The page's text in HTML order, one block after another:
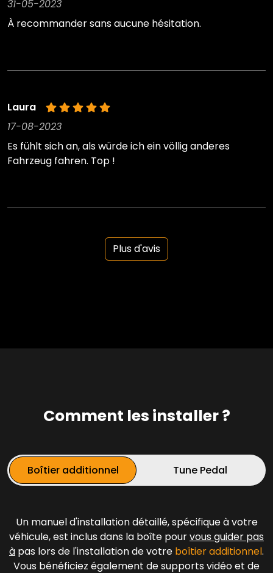
31-05-2023
À recommander sans aucune hésitation.
Laura
17-08-2023
Es fühlt sich an, als würde ich ein völlig anderes
Fahrzeug fahren. Top !
Plus d'avis
Comment les installer ?
Boîtier additionnel Tune Pedal
Un manuel d'installation détaillé, spécifique à votre
véhicule, est inclus dans la boîte pourvous guider pas
à pas lors de l'installation de votre boîtier additionnel.
Vous bénéficiez également de supports vidéo et de